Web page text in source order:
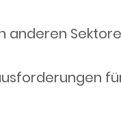
anderen